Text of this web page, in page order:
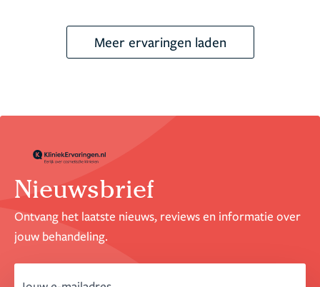
personeel van Transhair
Meer ervaringen laden
Nieuwsbrief
Ontvang het laatste nieuws, reviews en informatie over
jouw behandeling.